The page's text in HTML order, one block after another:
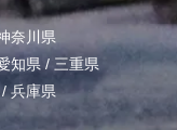
奈川県
知県 / 三重県
/兵庫県